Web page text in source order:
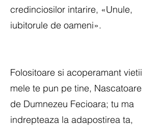
credinciosilor intarire, «Unule,
iubitorule de oameni».
Folositoare si acoperamant vietii
mele te pun pe tine, Nascatoare
de Dumnezeu Fecioara; tu ma
indrepteaza la adapostirea ta,